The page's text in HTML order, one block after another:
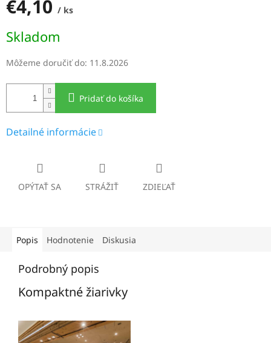
€4,10 / ks
cena:
Skladom
Môžeme doručiť do: 11.8.2026
Pridať do košíka
Detailné informácie
OPÝTAŤ SA STRÁŽIŤ ZDIEĽAŤ
Popis Hodnotenie Diskusia
Podrobný popis
Kompaktné žiarivky